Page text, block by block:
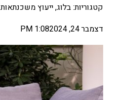
קטגוריות:בלוג,ייעוץ משכנתאות
דצמבר 24, 2024
1:08 PM